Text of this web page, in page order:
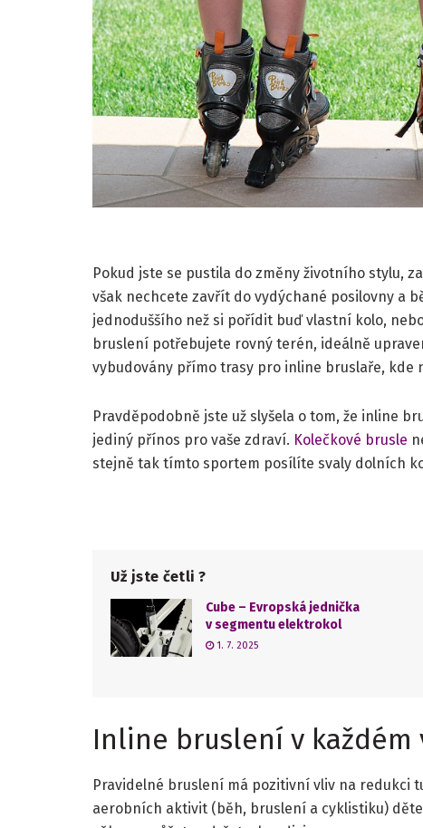
Pokud jste se pustila do změny životního stylu,
však nechcete zavřít do vydýchané posilovny a
jednoduššího než si pořídit buď vlastní kolo,
bruslení potřebujete rovný terén, ideálně
vybudovány přímo trasy pro inline bruslaře, kde
Pravděpodobně jste už slyšela o tom, že inline
jediný přínos pro vaše zdraví. Kolečkové brusle
stejně tak tímto sportem posílíte svaly dolních
Už jste četli ?
Cube – Evropská jednička
v segmentu elektrokol
1. 7. 2025
Inline bruslení v každém
Pravidelné bruslení má pozitivní vliv na redukci
aerobních aktivit (běh, bruslení a cyklistiku)